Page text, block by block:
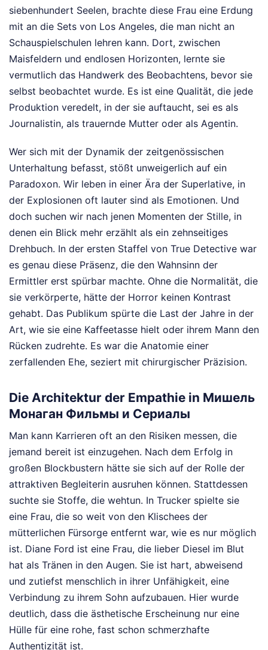
siebenhundert Seelen, brachte diese Frau eine Erdung
mit an die Sets von Los Angeles, die man nicht an
Schauspielschulen lehren kann. Dort, zwischen
Maisfeldern und endlosen Horizonten, lernte sie
vermutlich das Handwerk des Beobachtens, bevor sie
selbst beobachtet wurde. Es ist eine Qualität, die jede
Produktion veredelt, in der sie auftaucht, sei es als
Journalistin, als trauernde Mutter oder als Agentin.
Wer sich mit der Dynamik der zeitgenössischen
Unterhaltung befasst, stößt unweigerlich auf ein
Paradoxon. Wir leben in einer Ära der Superlative, in
der Explosionen oft lauter sind als Emotionen. Und
doch suchen wir nach jenen Momenten der Stille, in
denen ein Blick mehr erzählt als ein zehnseitiges
Drehbuch. In der ersten Staffel von True Detective war
es genau diese Präsenz, die den Wahnsinn der
Ermittler erst spürbar machte. Ohne die Normalität, die
sie verkörperte, hätte der Horror keinen Kontrast
gehabt. Das Publikum spürte die Last der Jahre in der
Art, wie sie eine Kaffeetasse hielt oder ihrem Mann den
Rücken zudrehte. Es war die Anatomie einer
zerfallenden Ehe, seziert mit chirurgischer Präzision.
Die Architektur der Empathie in Мишель
Монаган Фильмы и Сериалы
Man kann Karrieren oft an den Risiken messen, die
jemand bereit ist einzugehen. Nach dem Erfolg in
großen Blockbustern hätte sie sich auf der Rolle der
attraktiven Begleiterin ausruhen können. Stattdessen
suchte sie Stoffe, die wehtun. In Trucker spielte sie
eine Frau, die so weit von den Klischees der
mütterlichen Fürsorge entfernt war, wie es nur möglich
ist. Diane Ford ist eine Frau, die lieber Diesel im Blut
hat als Tränen in den Augen. Sie ist hart, abweisend
und zutiefst menschlich in ihrer Unfähigkeit, eine
Verbindung zu ihrem Sohn aufzubauen. Hier wurde
deutlich, dass die ästhetische Erscheinung nur eine
Hülle für eine rohe, fast schon schmerzhafte
Authentizität ist.